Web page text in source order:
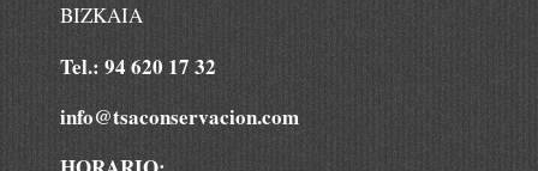
BIZKAIA
Tel.: 94 620 17 32
info@tsaconservacion.com